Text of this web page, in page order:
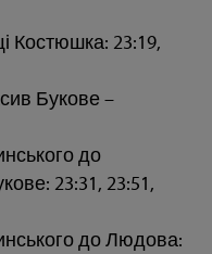
Костюшка: 23:19,
Букове –
до
23:31, 23:51,
до Людова: